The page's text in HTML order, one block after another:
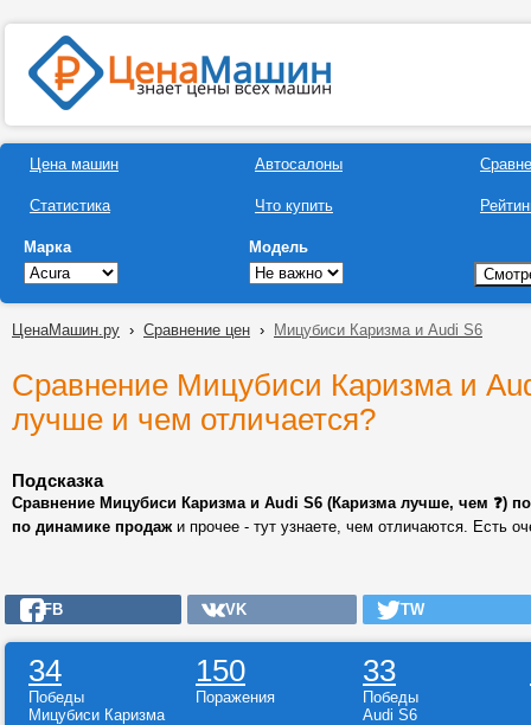
Цена машин
Статистика
Автосалоны
Что купить
Марка Модель
ЦенаМашин.ру › Сравнение цен › Мицубиси Каризма и Audi S6
Сравнение Мицубиси Каризма и
лучше и чем отличается?
Подсказка
Сравнение Мицубиси Каризма и Audi S6 (Каризма лучше, чем ❓)
по динамике продажи прочее - тут узнаете, чем отличаются. Есть
FB VK TW
34 150 33
Победы Поражения Победы
Мицубиси Каризма
Audi S6